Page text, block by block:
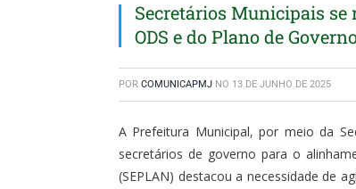
Secretários Municipais se
ODS e do Plano de
POR COMUNICAPMJ NO 13 DE JUNHO DE 2025
A Prefeitura Municipal, por meio da
secretários de governo para o
(SEPLAN) destacou a necessidade de